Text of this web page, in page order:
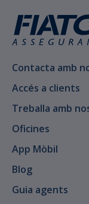
Contacta amb
Accés a clients
Treballa amb
Oficines
App Mòbil
Blog
Guia agents